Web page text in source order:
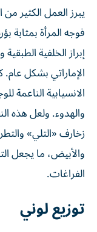
يبرز العمل الكثير
فوجه المرأة بمثابة
إبراز الخلفية
الإماراتي بشكل
الانسيابية الناعمة
والهدوء. ولعل هذه
زخارف «التلي»
والأبيض، ما يجعل
الفراغات.
توزيع لوني